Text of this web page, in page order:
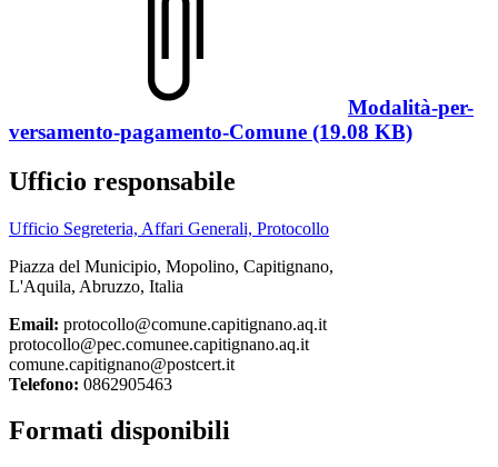
Modalità-per-
versamento-pagamento-Comune (19.08 KB)
Ufficio responsabile
Ufficio Segreteria, Affari Generali, Protocollo
Piazza del Municipio, Mopolino, Capitignano,
L'Aquila, Abruzzo, Italia
Email: protocollo@comune.capitignano.aq.it
protocollo@pec.comunee.capitignano.aq.it
comune.capitignano@postcert.it
Telefono: 0862905463
Formati disponibili